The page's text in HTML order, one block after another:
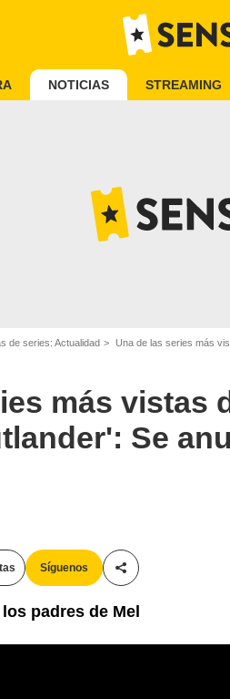
NOTICIAS STREAMING
de series: Actualidad Una de las series más
más vistas
Se
Síguenos
Compartir esta
padres de Mel